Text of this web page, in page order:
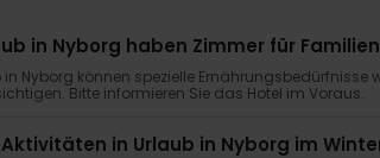
in Nyborg haben Zimmer für
in Nyborg können spezielle
Bitte informieren Sie das Hotel im Voraus.
in Urlaub in Nyborg im